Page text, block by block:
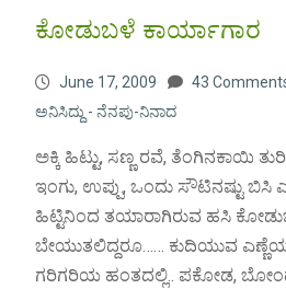
ಕೋಡುಬಳೆ ಕಾರ್ಯಾಗಾರ
June 17, 2009 43
ಅನಿಸಿದ್ದು - ನೆನಪು-ನಿನಾದ
ಅಕ್ಕಿ ಹಿಟ್ಟು, ಸಣ್ಣ ರವೆ, ತೆಂಗಿನಕಾಯಿ
ಇಂಗು, ಉಪ್ಪು, ಒಂದು ಸೌಟಿನಷ್ಟು ಬಿಸಿ
ಹಿಟ್ಟಿನಿಂದ ತಯಾರಾಗಿರುವ ಹಸಿ
ಬೇಯುತಲಿದ್ದರೂ…… ಕುದಿಯುವ
ಗರಿಗರಿಯ ಹಂತದಲ್ಲಿ.. ಪಕೋಡ,